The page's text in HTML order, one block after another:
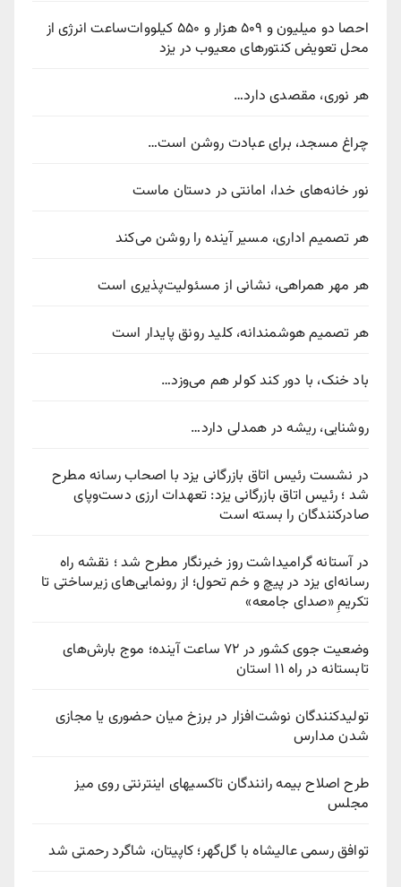
احصا دو میلیون و ۵۰۹ هزار و ۵۵۰ کیلووات‌ساعت انرژی از
محل تعویض کنتورهای معیوب در یزد
هر نوری، مقصدی دارد…
چراغ مسجد، برای عبادت روشن است…
نور خانه‌های خدا، امانتی در دستان ماست
هر تصمیم اداری، مسیر آینده را روشن می‌کند
هر مهر همراهی، نشانی از مسئولیت‌پذیری است
هر تصمیم هوشمندانه، کلید رونق پایدار است
باد خنک، با دور کند کولر هم می‌وزد…
روشنایی، ریشه در همدلی دارد…
در نشست رئیس اتاق بازرگانی یزد با اصحاب رسانه مطرح
شد ؛ رئیس اتاق بازرگانی یزد: تعهدات ارزی دست‌وپای
صادرکنندگان را بسته است
در آستانه گرامیداشت روز خبرنگار مطرح شد ؛ نقشه راه
رسانه‌ای یزد در پیچ‌ و خم تحول؛ از رونمایی‌های زیرساختی تا
تکریمِ «صدای جامعه»
وضعیت جوی کشور در ۷۲ ساعت آینده؛ موج بارش‌های
تابستانه در راه ۱۱ استان
تولیدکنندگان نوشت‌افزار در برزخ میان حضوری یا مجازی
شدن مدارس
طرح اصلاح بیمه رانندگان تاکسیهای اینترنتی روی میز
مجلس
توافق رسمی عالیشاه با گل‌گهر؛ کاپیتان، شاگرد رحمتی شد